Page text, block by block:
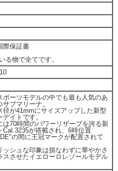
際保証書
る物で全てです。
ポーツモデルの中でも最も人気のあ
ブマリーナ。
径が41mmにサイズアップした新型
イトです。
は70時間のパワーリザーブを誇る新
Cal.3235が搭載され、6時位置
の間に王冠マークが配置されて
ッシュな印象は損なわずに華やかさ
スさせたイエローロレゾールモデル